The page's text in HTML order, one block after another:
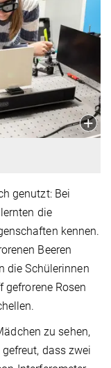
genutzt: Bei
die
kennen.
Beeren
die Schülerinnen
Rosen
zu sehen,
dass zwei